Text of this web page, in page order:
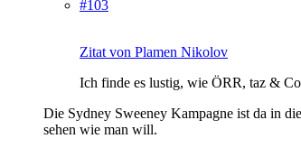
#103
Zitat von Plamen Nikolov
Ich finde es lustig, wie ÖRR, taz &
Die Sydney Sweeney Kampagne ist da in
sehen wie man will.